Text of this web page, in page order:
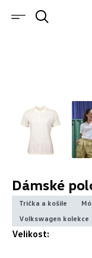
Dámské
Trička a košile
Volkswagen kolekce
Velikost: